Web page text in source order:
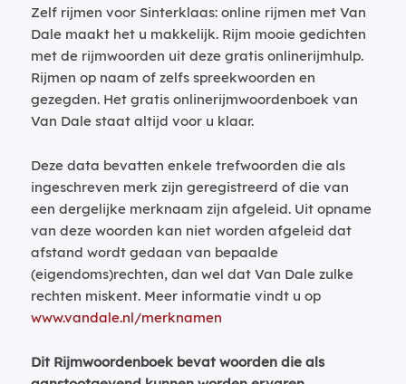
Zelf rijmen voor Sinterklaas: online rijmen met Van
Dale maakt het u makkelijk. Rijm mooie gedichten
met de rijmwoorden uit deze gratis onlinerijmhulp.
Rijmen op naam of zelfs spreekwoorden en
gezegden. Het gratis onlinerijmwoordenboek van
Van Dale staat altijd voor u klaar.
Deze data bevatten enkele trefwoorden die als
ingeschreven merk zijn geregistreerd of die van
een dergelijke merknaam zijn afgeleid. Uit opname
van deze woorden kan niet worden afgeleid dat
afstand wordt gedaan van bepaalde
(eigendoms)rechten, dan wel dat Van Dale zulke
rechten miskent. Meer informatie vindt u op
www.vandale.nl/merknamen
Dit Rijmwoordenboek bevat woorden die als